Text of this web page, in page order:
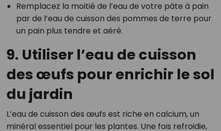
Remplacez la moitié de l’eau de votre pâte à pain
par de l’eau de cuisson des pommes de terre pour
un pain plus tendre et aéré.
9. Utiliser l’eau de cuisson
des œufs pour enrichir le sol
du jardin
L’eau de cuisson des œufs est riche en calcium, un
minéral essentiel pour les plantes. Une fois refroidie,